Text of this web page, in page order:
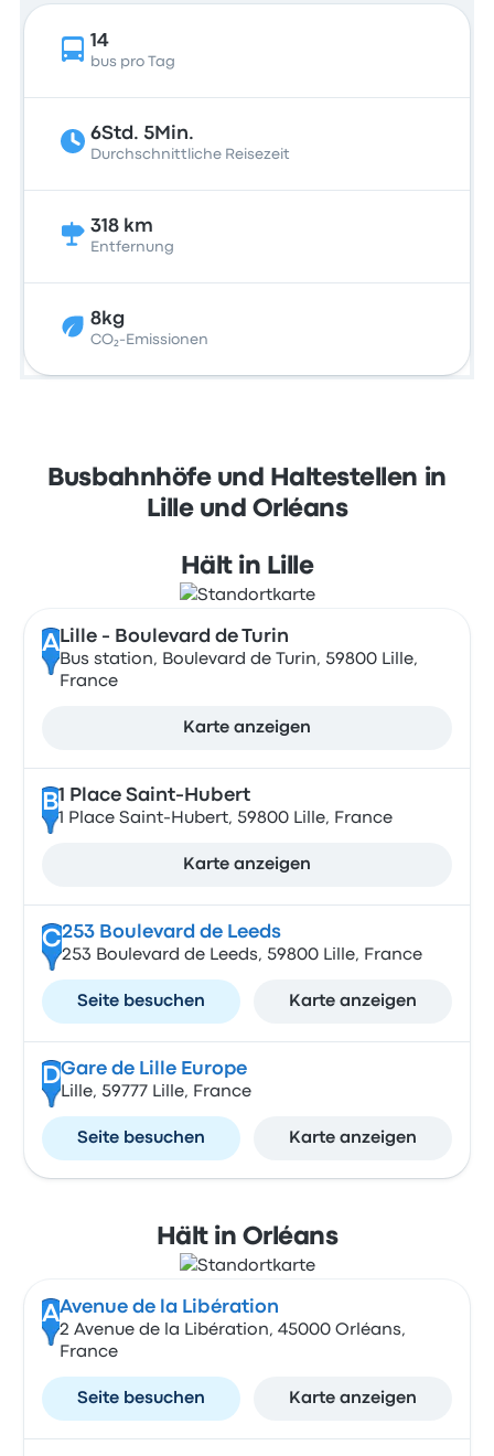
14
bus pro Tag
6Std. 5Min.
Durchschnittliche Reisezeit
318 km
Entfernung
8kg
CO₂-Emissionen
Busbahnhöfe und Haltestellen in
Lille und Orléans
Hält in Lille
A Lille - Boulevard de Turin
Bus station, Boulevard de Turin, 59800 Lille,
France
Karte anzeigen
B1 Place Saint-Hubert
1 Place Saint-Hubert, 59800 Lille, France
Karte anzeigen
C253 Boulevard de Leeds
253 Boulevard de Leeds, 59800 Lille, France
Seite besuchen Karte anzeigen
DGare de Lille Europe
Lille, 59777 Lille, France
Seite besuchen Karte anzeigen
Hält in Orléans
AAvenue de la Libération
2 Avenue de la Libération, 45000 Orléans,
France
Seite besuchen Karte anzeigen